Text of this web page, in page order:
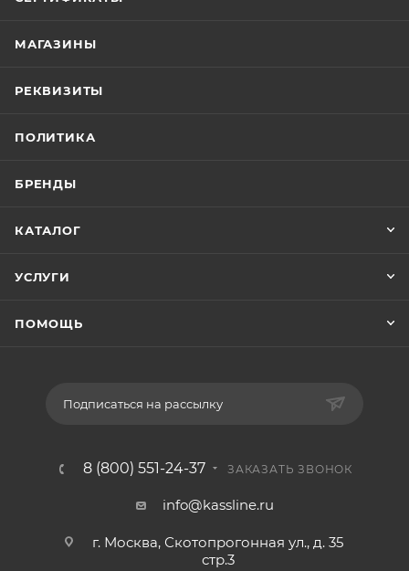
МАГАЗИНЫ
РЕКВИЗИТЫ
ПОЛИТИКА
БРЕНДЫ
КАТАЛОГ
УСЛУГИ
ПОМОЩЬ
Подписаться на рассылку
8 (800) 551-24-37 ЗАКАЗАТЬ ЗВОНОК
info@kassline.ru
г. Москва, Скотопрогонная ул., д. 35
стр.3